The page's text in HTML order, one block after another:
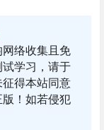
络收集且免
学习，请于
得本站同意
！如若侵犯